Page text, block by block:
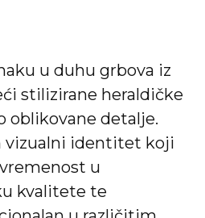
u duhu grbova iz
stilizirane heraldičke
oblikovane detalje.
vizualni identitet koji
u
kvalitete te